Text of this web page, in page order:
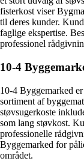
fisterkost viser
til deres kunder.
faglige ekspertise.
professionel
10-4
10-4 Byggemarked
sortiment af
støvsugerkoste
som lang støvkost.
professionelle
Byggemarked for
området.